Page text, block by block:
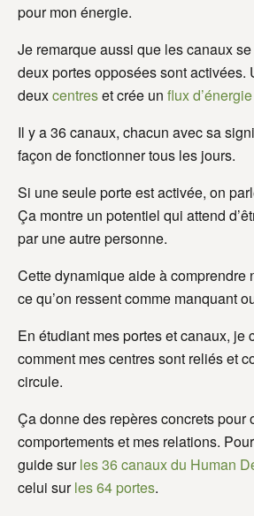
pour mon énergie.
Je remarque aussi que les canaux
deux portes opposées sont activées.
deuxcentreset crée un flux d’énergie
Il y a 36 canaux, chacun avec sa
façon de fonctionner tous les jours.
Si une seule porte est activée, on
Ça montre un potentiel qui attend
par une autre personne.
Cette dynamique aide à comprendre
ce qu’on ressent comme manquant
En étudiant mes portes et canaux, je
comment mes centres sont reliés et
circule.
Ça donne des repères concrets pour
comportements et mes relations.
guide surles 36 canaux du Human
celui surles 64 portes.